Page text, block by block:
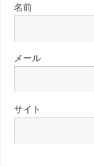
名前
メール
サイト